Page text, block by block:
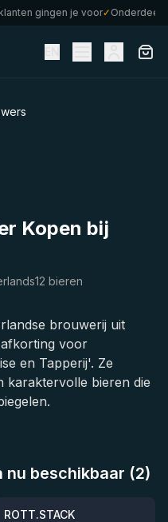
gingen je voor✓Onderdeel
Kopen bij
12 bieren
brouwerij uit
voor
en Tapperij'. Ze
karaktervolle bieren die
nu beschikbaar (2)
★ 3.77
ROTT.STACK